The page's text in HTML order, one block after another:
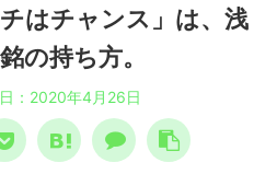
はチャンス」は、浅
の持ち方。
： 2020年4月26日